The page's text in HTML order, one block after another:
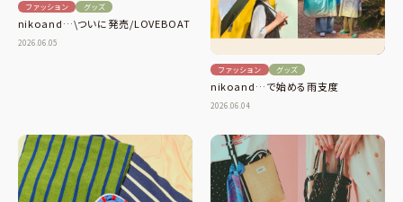
ファッション グッズ
nikoand…\ついに発売/LOVEBOAT
2026.06.05
ファッション グッズ
nikoand…で始める雨支度
2026.06.04